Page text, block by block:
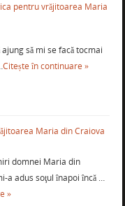
pentru vrăjitoarea Maria
să mi se facă tocmai
Citește în continuare »
Maria din Craiova
domnei Maria din
a adus soţul înapoi încă …
»